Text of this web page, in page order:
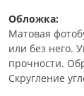
Обложка:
Матовая
или без него.
прочности.
Скругление